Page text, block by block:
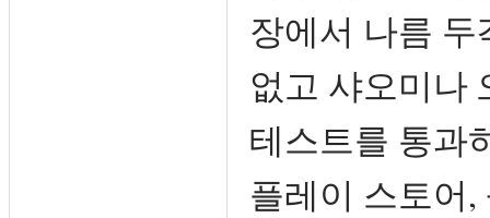
장에서 나름
없고 샤오미나
테스트를 통과
플레이 스토어